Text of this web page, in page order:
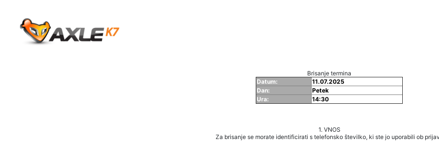
Brisanje termina
Datum:
11.07.2025
Dan:
Petek
Ura:
14:30
1. VNOS
Za brisanje se morate identificirati s telefonsko številko, ki ste jo uporabili ob